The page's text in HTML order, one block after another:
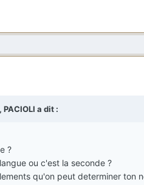
PACIOLI a dit :
?
ou c'est la seconde ?
qu'on peut determiner ton